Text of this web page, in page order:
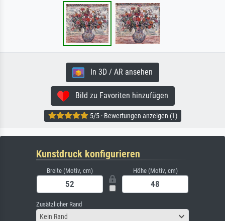
In 3D / AR ansehen
Bild zu Favoriten hinzufügen
5/5 · Bewertungen anzeigen (1)
Kunstdruck konfigurieren
Breite (Motiv, cm) Höhe (Motiv, cm)
Zusätzlicher Rand
Kein Rand